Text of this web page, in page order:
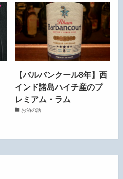
【バルバンクール8年】西
インド諸島ハイチ産のプ
レミアム・ラム
お酒の話